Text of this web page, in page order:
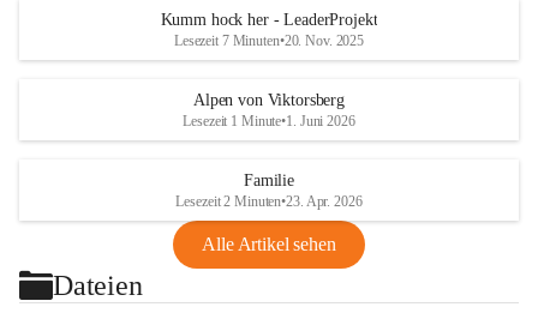
Kumm hock her - LeaderProjekt
Lesezeit 7 Minuten•20. Nov. 2025
Alpen von Viktorsberg
Lesezeit 1 Minute•1. Juni 2026
Familie
Lesezeit 2 Minuten•23. Apr. 2026
Alle Artikel sehen
Dateien